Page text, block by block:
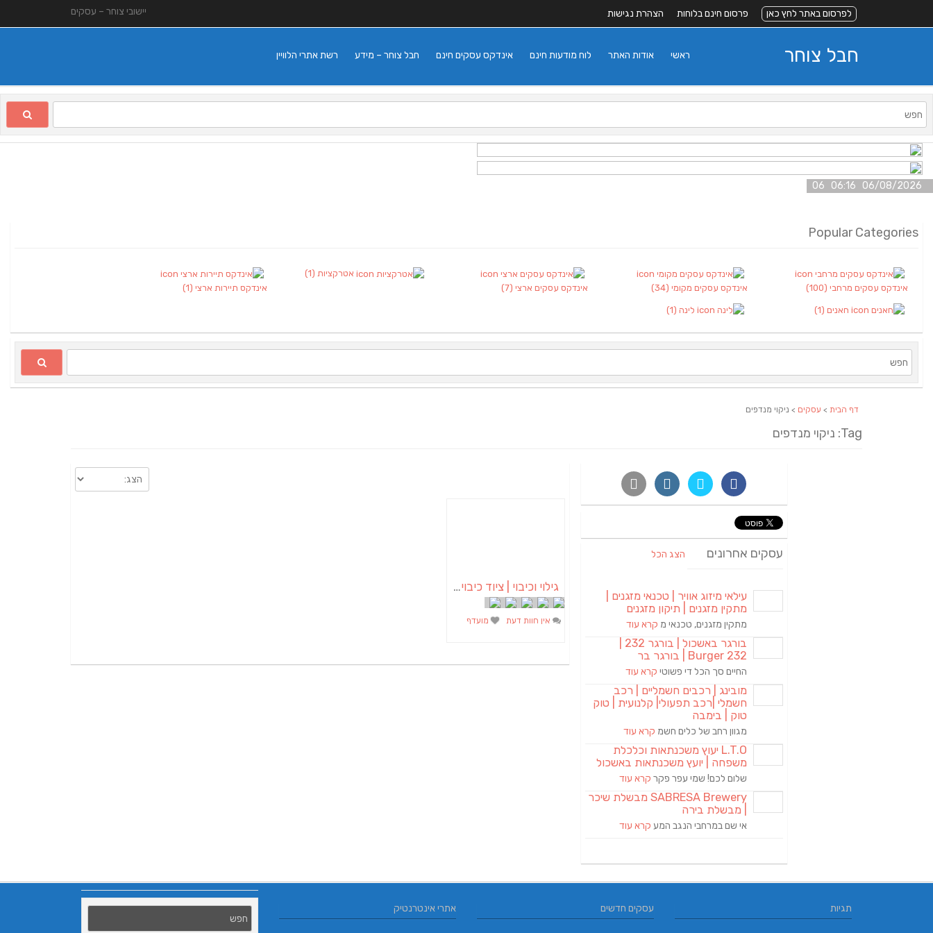
יישובי צוחר – עסקים לפרסום באתר לחץ כאן פרסום חינם בלוחות הצהרת נגישות
חבל צוחר רשת אתרי הלוויין חבל צוחר – מידע אינדקס עסקים חינם לוח מודעות חינם אודות האתר ראשי
06/08/2026 06:16 06
Popular Categories
אינדקס עסקים מרחבי (100) אינדקס עסקים מקומי (34) אינדקס עסקים ארצי (7)
אטרקציות (1)
אינדקס תיירות ארצי (1)
חאנים (1) לינה (1)
דף הבית > עסקים > ניקוי מנדפים
Tag: ניקוי מנדפים
גילוי וכיבוי | ציוד כיבוי אש | מערכות גילוי וכיבוי אש
אין חוות דעת מועדף
עסקים אחרונים הצג הכל
עילאי מיזוג אוויר | טכנאי מזגנים |
מתקין מזגנים | תיקון מזגנים
מתקין מזגנים, טכנאי מ קרא עוד
Burger 232 | בורגר בר
החיים סך הכל די פשוטי קרא עוד
מובינג | רכבים חשמליים | רכב
חשמלי |רכב תפעולי| קלנועית | טוק
טוק | בימבה
מגוון רחב של כלים חשמ קרא עוד
L.T.O יעוץ משכנתאות וכלכלת
משפחה | יועץ משכנתאות באשכול
שלום לכם! שמי עפר פקר קרא עוד
SABRESA Brewery מבשלת שיכר
| מבשלת בירה
אי שם במרחבי הנגב המע קרא עוד
אתרי אינטרנטיק עסקים חדשים תגיות